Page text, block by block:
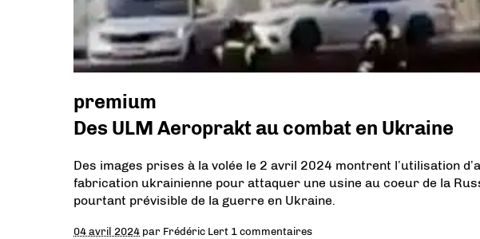
premium
Des ULM Aeroprakt au combat en Ukraine
Des images prises à la volée le 2 avril 2024 montrent l’utilisation
fabrication ukrainienne pour attaquer une usine au coeur de la
pourtant prévisible de la guerre en Ukraine.
04 avril 2024 par Frédéric Lert 1 commentaires